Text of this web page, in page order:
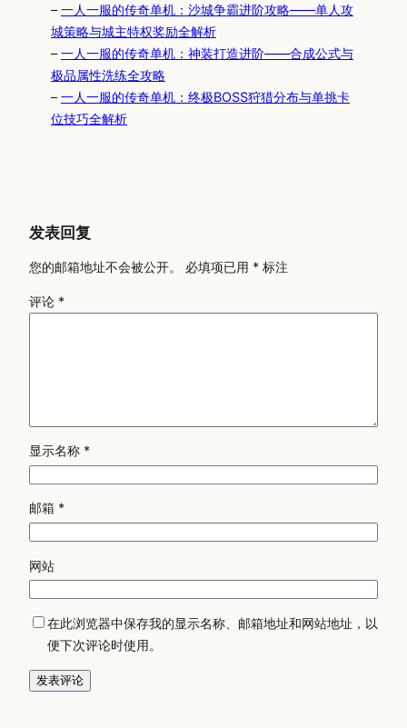
–一人一服的传奇单机：沙城争霸进阶攻略——单人攻
城策略与城主特权奖励全解析
–一人一服的传奇单机：神装打造进阶——合成公式与
极品属性洗练全攻略
–一人一服的传奇单机：终极BOSS狩猎分布与单挑卡
位技巧全解析
发表回复
您的邮箱地址不会被公开。 必填项已用 * 标注
评论 *
显示名称 *
邮箱 *
网站
在此浏览器中保存我的显示名称、邮箱地址和网站地址，以
便下次评论时使用。